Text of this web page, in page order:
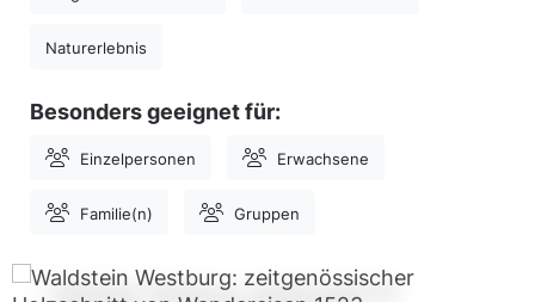
Naturerlebnis
Besonders geeignet für:
Einzelpersonen Erwachsene
Familie(n) Gruppen